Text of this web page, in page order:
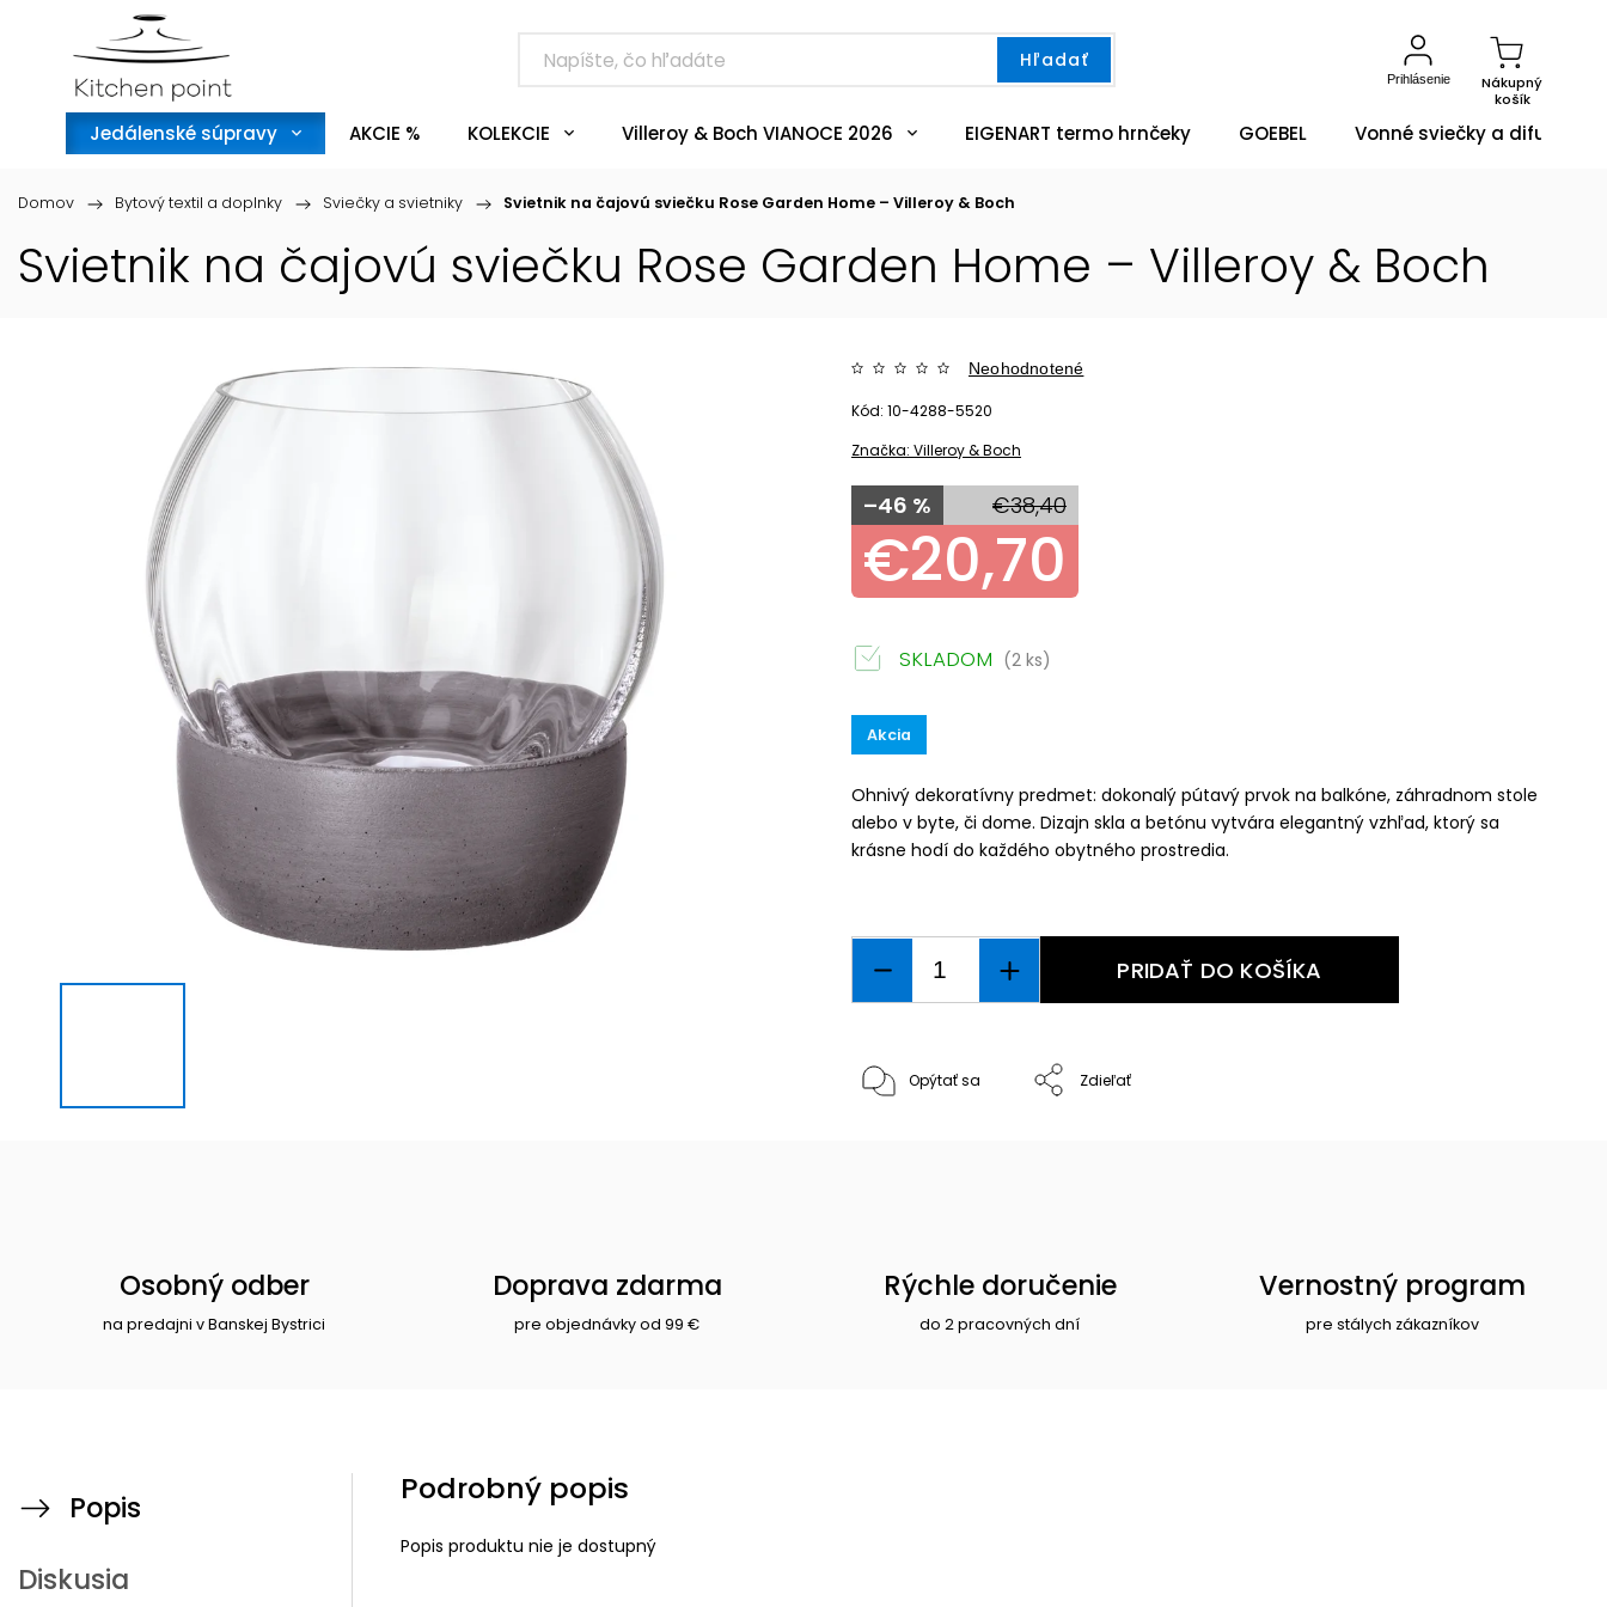
Hľadať
Nákupný
košík
Prihlásenie
Jedálenské súpravy AKCIE % KOLEKCIE Villeroy & Boch VIANOCE 2026 EIGENART termo hrnčeky GOEBEL Vonné sviečky a difuzéry
Domov / Bytový textil a doplnky / Sviečky a svietniky / Svietnik na čajovú sviečku Rose Garden Home – Villeroy & Boch
Svietnik na čajovú sviečku Rose Garden Home – Villeroy & Boch
Značka:Villeroy & Boch
Neohodnotené
€38,40
–46 %
€20,70
Kód: 10-4288-5520
Akcia
Ohnivý dekoratívny predmet: dokonalý pútavý prvok na balkóne, záhradnom stole
alebo v byte, či dome. Dizajn skla a betónu vytvára elegantný vzhľad, ktorý sa
krásne hodí do každého obytného prostredia.
SKLADOM (2 ks)
PRIDAŤ DO KOŠÍKA
Opýtať sa Zdieľať
Osobný odber
na predajni v Banskej Bystrici
Doprava zdarma
pre objednávky od 99 €
Rýchle doručenie
do 2 pracovných dní
Vernostný program
pre stálych zákazníkov
Popis
Diskusia
Podrobný popis
Popis produktu nie je dostupný